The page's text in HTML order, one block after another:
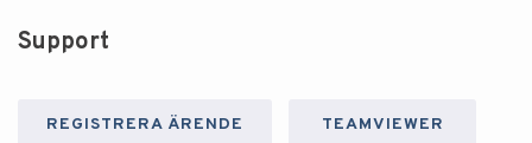
Support
REGISTRERA ÄRENDE TEAMVIEWER